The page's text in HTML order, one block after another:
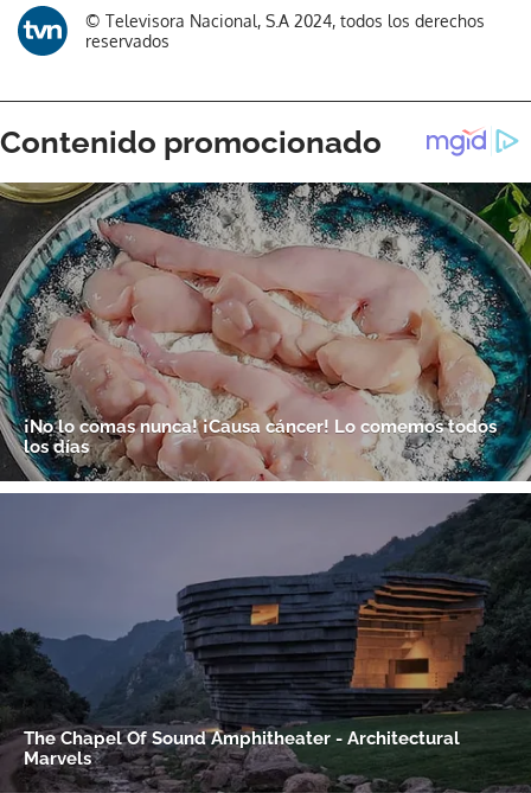
© Televisora Nacional, S.A 2024, todos los derechos
reservados